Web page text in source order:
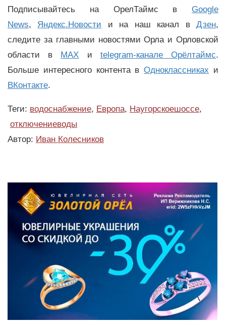
Подписывайтесь на ОрелТаймс в Google
News, Яндекс.Новости и на наш канал вДзен,
следите за главными новостями Орла и Орловской
области в MAX и telegram-канале Орёлтаймс.
Больше интересного контента вОдноклассниках и
ВКонтакте.
Теги: водоснабжение, Европа, Наугорскоешоссе,
отключениеводы
Автор: Иван Колесников